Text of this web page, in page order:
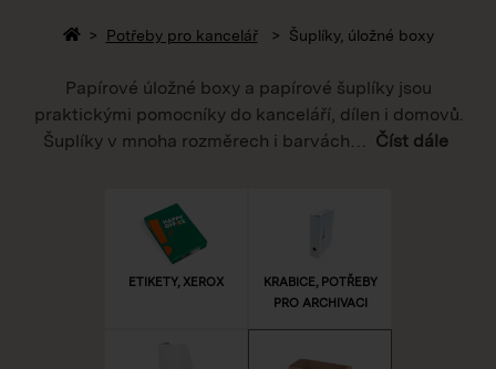
Zpět na homepage
Potřeby pro kancelář Šuplíky, úložné boxy
Papírové úložné boxy a papírové šuplíky jsou
praktickými pomocníky do kanceláří, dílen i domovů.
Šuplíky v mnoha rozměrech i barvách
Číst dále
ETIKETY, XEROX
KRABICE, POTŘEBY
PRO ARCHIVACI